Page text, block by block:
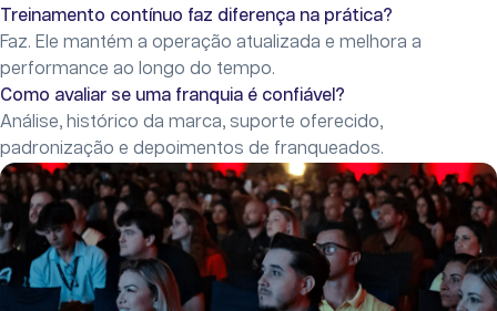
Treinamento contínuo faz diferença na prática?
Faz. Ele mantém a operação atualizada e melhora a
performance ao longo do tempo.
Como avaliar se uma franquia é confiável?
Análise, histórico da marca, suporte oferecido,
padronização e depoimentos de franqueados.